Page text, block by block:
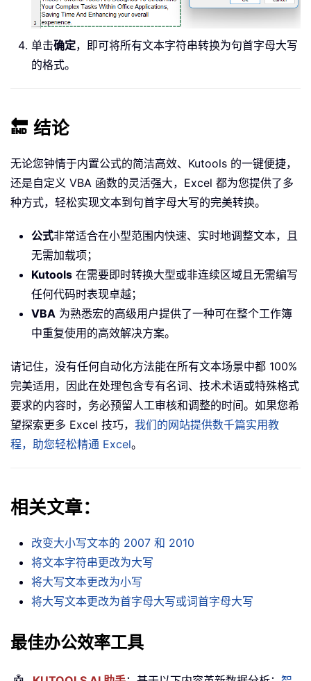
If
xStart Then
                xStart
Else
Next
End
Sub
单击确定，即可将所有文本字符串转换为句首字母大写
的格式。
🔚 结论
无论您钟情于内置公式的简洁高效、Kutools 的一键便捷，
还是自定义 VBA 函数的灵活强大，Excel 都为您提供了多
种方式，轻松实现文本到句首字母大写的完美转换。
公式非常适合在小型范围内快速、实时地调整文本，且
无需加载项；
Kutools 在需要即时转换大型或非连续区域且无需编写
任何代码时表现卓越；
VBA 为熟悉宏的高级用户提供了一种可在整个工作簿
中重复使用的高效解决方案。
请记住，没有任何自动化方法能在所有文本场景中都 100%
完美适用，因此在处理包含专有名词、技术术语或特殊格式
要求的内容时，务必预留人工审核和调整的时间。如果您希
望探索更多 Excel 技巧， 我们的网站提供数千篇实用教
程，助您轻松精通 Excel。
相关文章：
改变大小写文本的 2007 和 2010
将文本字符串更改为大写
将大写文本更改为小写
将大写文本更改为首字母大写或词首字母大写
最佳办公效率工具